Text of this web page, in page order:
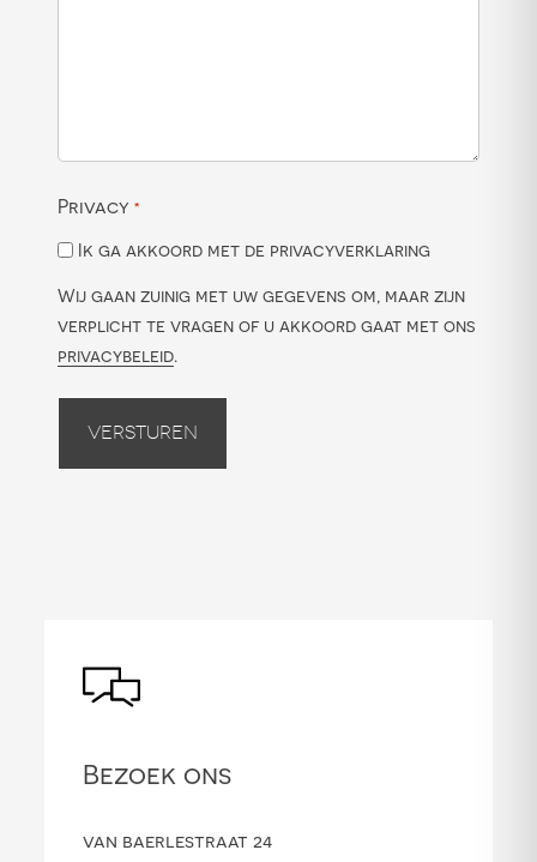
Privacy *
Ik ga akkoord met de privacyverklaring
Wij gaan zuinig met uw gegevens om, maar zijn
verplicht te vragen of u akkoord gaat met ons
privacybeleid.
Versturen
Bezoek ons
van baerlestraat 24